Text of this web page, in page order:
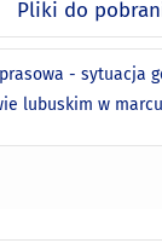
Pliki do
- sytuacja
lubuskim w